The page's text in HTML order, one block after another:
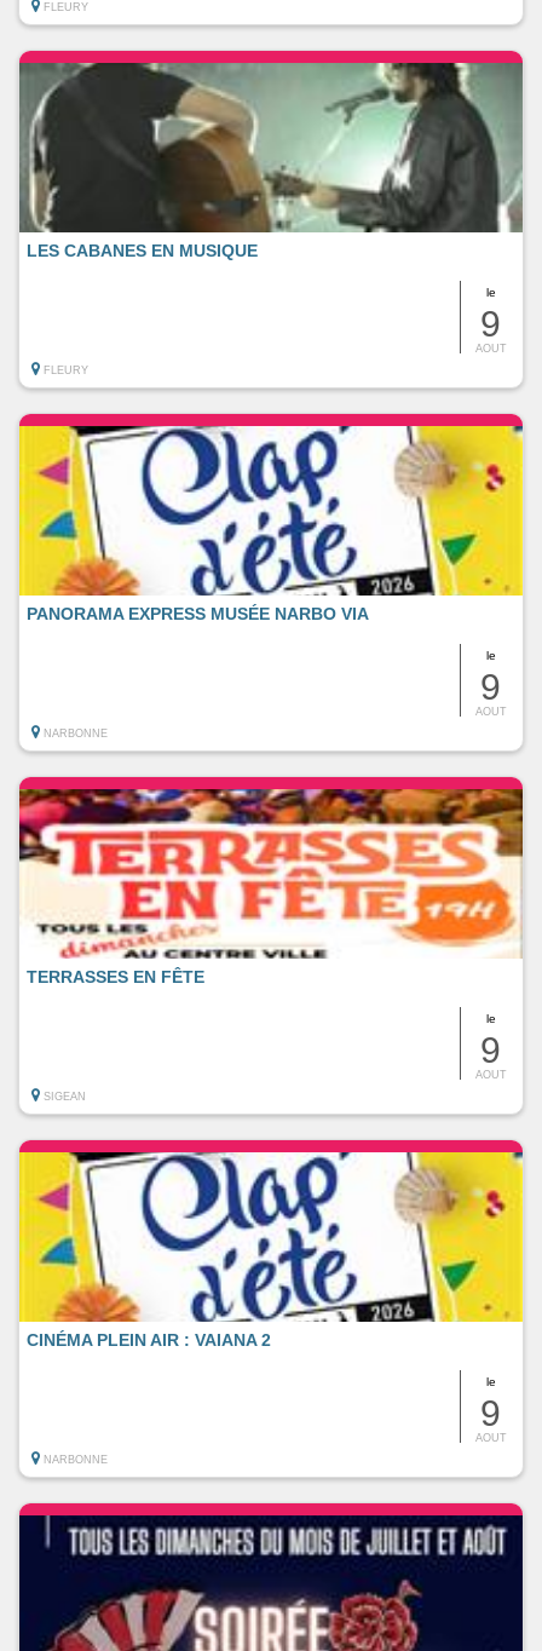
FLEURY
le
9
AOUT
LES CABANES EN MUSIQUE
FLEURY
le
9
AOUT
PANORAMA EXPRESS MUSÉE NARBO VIA
NARBONNE
le
9
AOUT
TERRASSES EN FÊTE
SIGEAN
le
9
AOUT
CINÉMA PLEIN AIR : VAIANA 2
NARBONNE